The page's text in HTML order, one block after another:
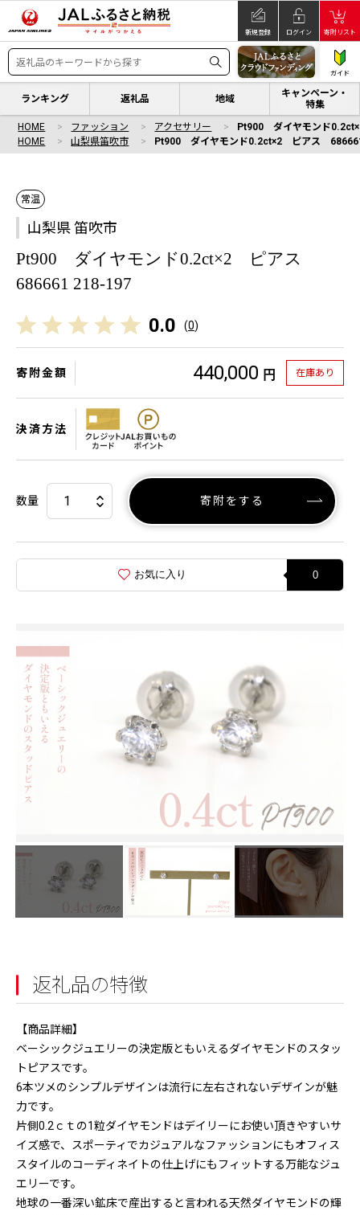
新規登録 ログイン 寄附リスト
ガイド
ランキング 返礼品 地域
キャンペーン・
特集
HOME ファッション アクセサリー
Pt900 ダイヤモンド
HOME
山梨県笛吹市 Pt900 ダイヤモンド0.2ct×2 ピアス
常温
山梨県 笛吹市
Pt900 ダイヤモンド0.2ct×2 ピアス
686661 218-197
0.0 (0)
寄附金額 440,000 円 在庫あり
決済方法
数量 寄附をする
お気に入り 0
返礼品の特徴
【商品詳細】
ベーシックジュエリーの決定版ともいえるダイヤモンドのスタッ
トピアスです。
6本ツメのシンプルデザインは流行に左右されないデザインが魅
力です。
片側0.2ｃｔの1粒ダイヤモンドはデイリーにお使い頂きやすいサ
イズ感で、スポーティでカジュアルなファッションにもオフィス
スタイルのコーディネイトの仕上げにもフィットする万能なジュ
エリーです。
地球の一番深い鉱床で産出すると言われる天然ダイヤモンドの輝